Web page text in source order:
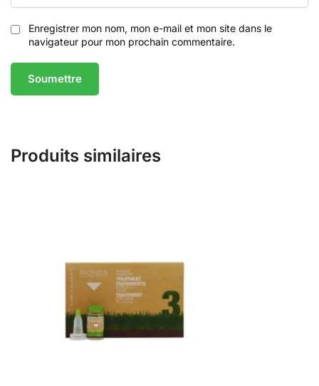
Enregistrer mon nom, mon e-mail et mon site dans le
navigateur pour mon prochain commentaire.
Produits similaires